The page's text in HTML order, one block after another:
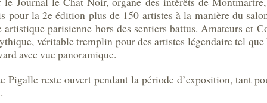
pour la 2e édition plus de 150 artistes à la manière du
artistique parisienne hors des sentiers battus. Amateurs et
véritable tremplin pour des artistes légendaire tel
avec vue panoramique.
Pigalle reste ouvert pendant la période d’exposition, tant